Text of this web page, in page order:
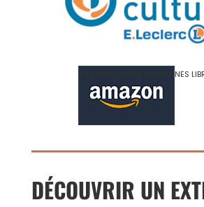
ET DANS TOUTES LES BONNES
DÉCOUVRIR UN